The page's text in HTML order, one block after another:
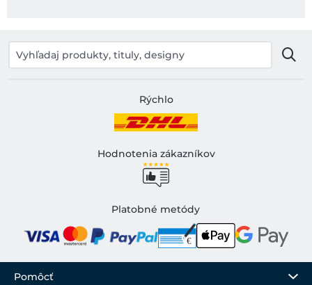
Rýchlo
Hodnotenia zákazníkov
Platobné metódy
Pomôcť